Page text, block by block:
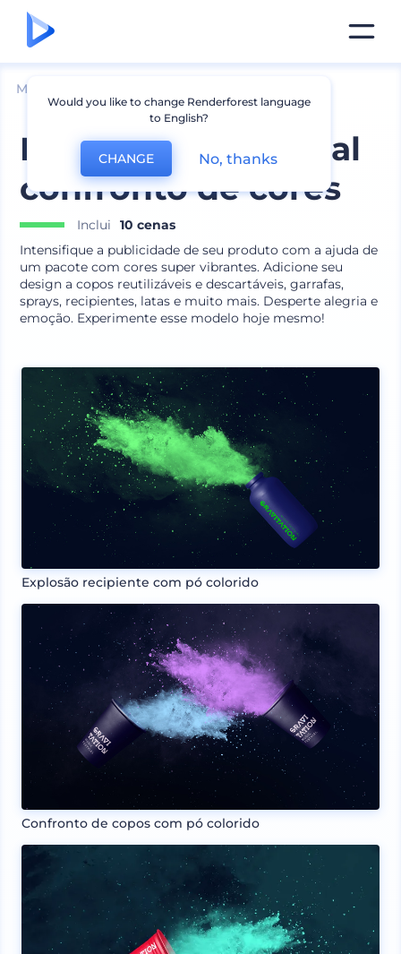
Mockups
Pacote promocional
confronto de cores
Inclui
10 cenas
Intensifique a publicidade de seu produto com a ajuda de
um pacote com cores super vibrantes. Adicione seu
design a copos reutilizáveis e descartáveis, garrafas,
sprays, recipientes, latas e muito mais. Desperte alegria e
emoção. Experimente esse modelo hoje mesmo!
Explosão recipiente com pó colorido
Confronto de copos com pó colorido
Would you like to change Renderforest language
to English?
CHANGE No, thanks